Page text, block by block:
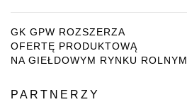
GK GPW ROZSZERZA
OFERTĘ PRODUKTOWĄ
NA GIEŁDOWYM RYNKU ROLNYM
PARTNERZY